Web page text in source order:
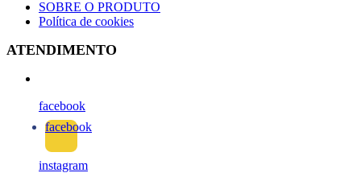
SOBRE O PRODUTO
Política de cookies
ATENDIMENTO
facebook
facebook
instagram